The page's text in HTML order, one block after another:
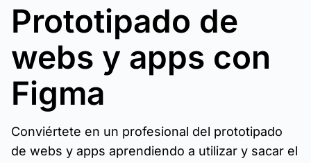
Prototipado de
webs y apps con
Figma
Conviértete en un profesional del prototipado
de webs y apps aprendiendo a utilizar y sacar el